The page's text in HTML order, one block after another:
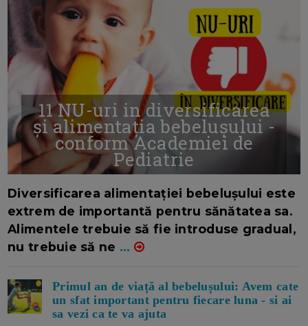
11 NU-uri in diversificarea
și alimentația bebelușului -
conform Academiei de
Pediatrie
Diversificarea alimentației bebelușului este
extrem de importantă pentru sănătatea sa.
Alimentele trebuie să fie introduse gradual,
nu trebuie să ne ...
Primul an de viață al bebelușului: Avem cate
un sfat important pentru fiecare luna - si ai
sa vezi ca te va ajuta